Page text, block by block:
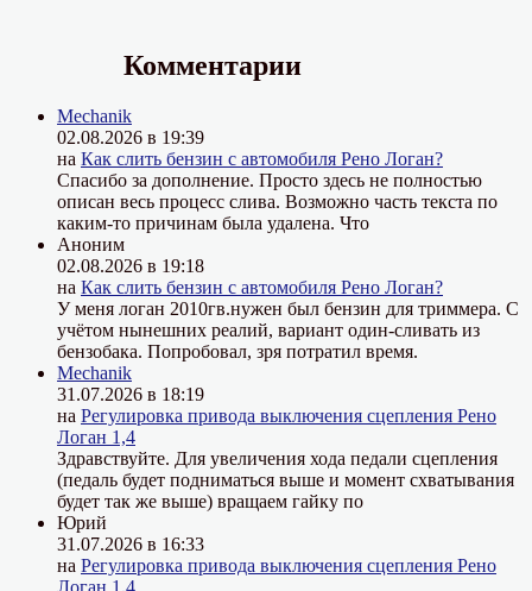
Комментарии
Mechanik
02.08.2026 в 19:39
на Как слить бензин с автомобиля Рено Логан?
Спасибо за дополнение. Просто здесь не полностью
описан весь процесс слива. Возможно часть текста по
каким-то причинам была удалена. Что
Аноним
02.08.2026 в 19:18
на Как слить бензин с автомобиля Рено Логан?
У меня логан 2010гв.нужен был бензин для триммера. С
учётом нынешних реалий, вариант один-сливать из
бензобака. Попробовал, зря потратил время.
Mechanik
31.07.2026 в 18:19
на Регулировка привода выключения сцепления Рено
Логан 1,4
Здравствуйте. Для увеличения хода педали сцепления
(педаль будет подниматься выше и момент схватывания
будет так же выше) вращаем гайку по
Юрий
31.07.2026 в 16:33
на Регулировка привода выключения сцепления Рено
Логан 1,4